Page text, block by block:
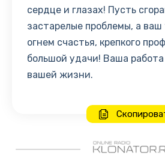
сердце и глазах! Пусть
застарелые проблемы, а ваш
огнем счастья, крепкого
большой удачи! Ваша
вашей жизни.